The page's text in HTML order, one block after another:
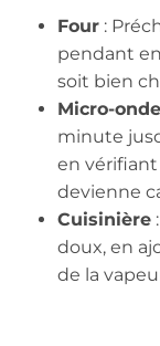
Four :
pendant
soit bien
Micro-
minute
en vérifiant
devienne
Cuisinière
doux, en
de la